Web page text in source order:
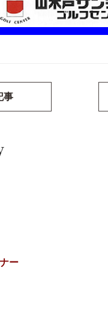
事
ー